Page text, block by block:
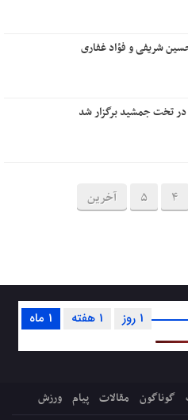
شریفی و فؤاد غفاری
تخت جمشید برگزار شد
4
5 آخرین
1 ماه 1 هفته 1 روز
گوناگون مقالات پیام ورزش